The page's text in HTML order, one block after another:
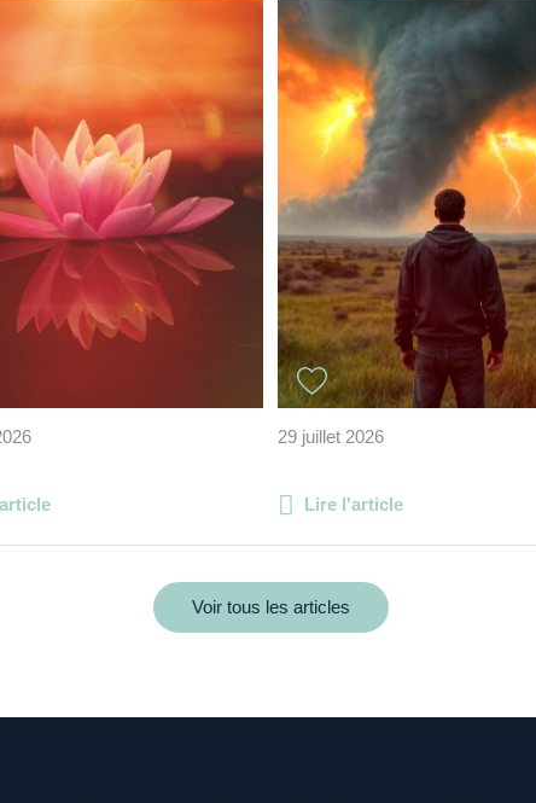
29 juillet 2026
Lire l'article
Voir tous les articles